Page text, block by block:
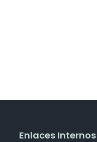
Enlaces Internos